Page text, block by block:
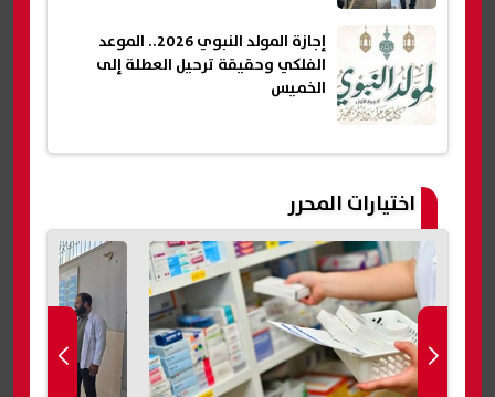
إجازة المولد النبوي 2026.. الموعد
الفلكي وحقيقة ترحيل العطلة إلى
الخميس
اختيارات المحرر